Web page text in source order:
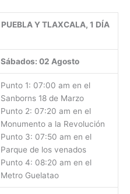
PUEBLA Y TLAXCALA, 1 DÍA
Sábados: 02 Agosto
Punto 1: 07:00 am en el
Sanborns 18 de Marzo
Punto 2: 07:20 am en el
Monumento a la Revolución
Punto 3: 07:50 am en el
Parque de los venados
Punto 4: 08:20 am en el
Metro Guelatao